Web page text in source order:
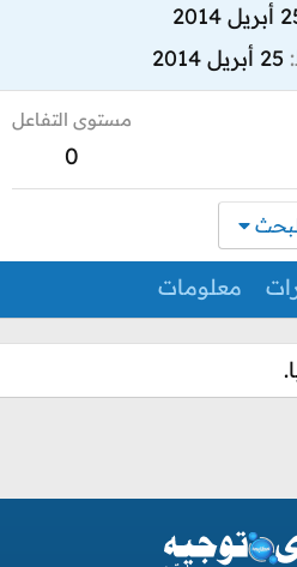
2014
25 أبريل 2014
مستوى التفاعل
0
معلومات